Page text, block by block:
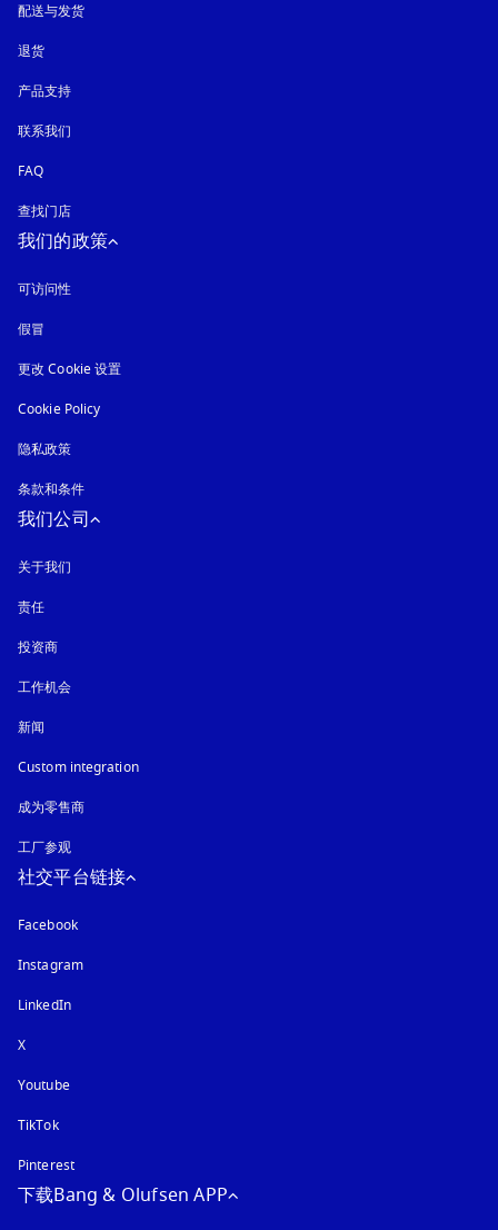
配送与发货
退货
产品支持
联系我们
FAQ
查找门店
我们的政策
可访问性
假冒
更改 Cookie 设置
Cookie Policy
隐私政策
条款和条件
我们公司
关于我们
责任
投资商
工作机会
新闻
Custom integration
成为零售商
工厂参观
社交平台链接
Facebook
Instagram在新选项卡中打开
LinkedIn
X
Youtube在新选项卡中打开
TikTok
Pinterest
下载Bang & Olufsen APP